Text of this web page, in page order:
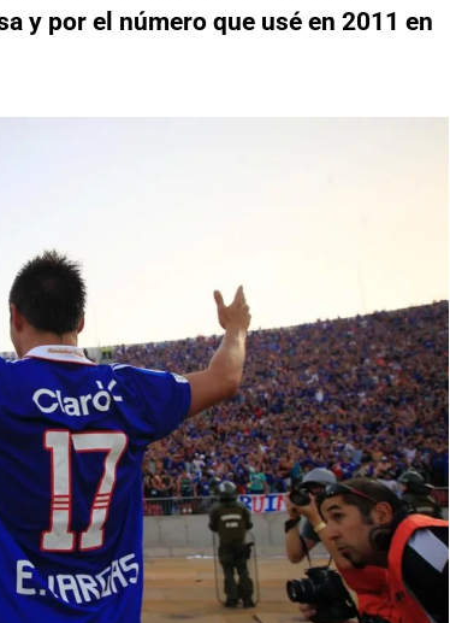
y por el número que usé en 2011 en